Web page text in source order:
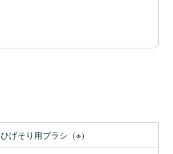
ひげそり用ブラシ（※）